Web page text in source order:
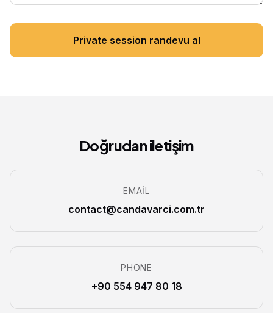
Private session randevu al
Doğrudan iletişim
EMAIL
contact@candavarci.com.tr
PHONE
+90 554 947 80 18